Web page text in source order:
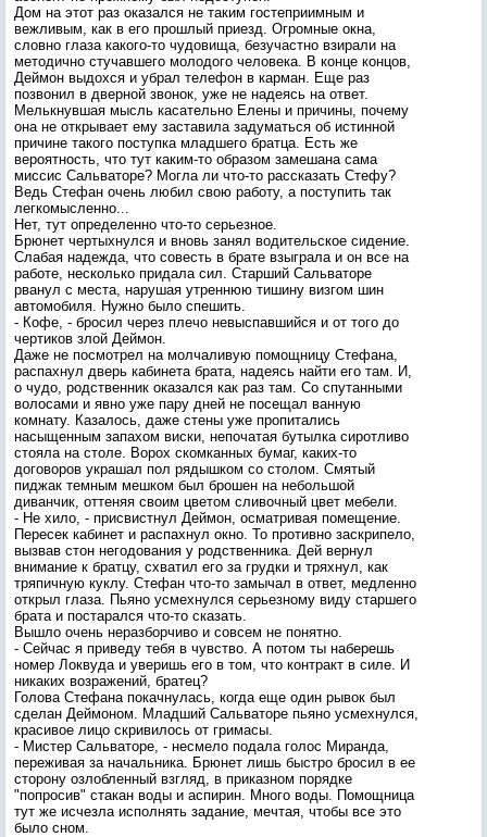
Дом на этот раз оказался не таким гостеприимным и
вежливым, как в его прошлый приезд. Огромные окна,
словно глаза какого-то чудовища, безучастно взирали на
методично стучавшего молодого человека. В конце концов,
Деймон выдохся и убрал телефон в карман. Еще раз
позвонил в дверной звонок, уже не надеясь на ответ.
Мелькнувшая мысль касательно Елены и причины, почему
она не открывает ему заставила задуматься об истинной
причине такого поступка младшего братца. Есть же
вероятность, что тут каким-то образом замешана сама
миссис Сальваторе? Могла ли что-то рассказать Стефу?
Ведь Стефан очень любил свою работу, а поступить так
легкомысленно...
Нет, тут определенно что-то серьезное.
Брюнет чертыхнулся и вновь занял водительское сидение.
Слабая надежда, что совесть в брате взыграла и он все на
работе, несколько придала сил. Старший Сальваторе
рванул с места, нарушая утреннюю тишину визгом шин
автомобиля. Нужно было спешить.
- Кофе, - бросил через плечо невыспавшийся и от того до
чертиков злой Деймон.
Даже не посмотрел на молчаливую помощницу Стефана,
распахнул дверь кабинета брата, надеясь найти его там. И,
о чудо, родственник оказался как раз там. Со спутанными
волосами и явно уже пару дней не посещал ванную
комнату. Казалось, даже стены уже пропитались
насыщенным запахом виски, непочатая бутылка сиротливо
стояла на столе. Ворох скомканных бумаг, каких-то
договоров украшал пол рядышком со столом. Смятый
пиджак темным мешком был брошен на небольшой
диванчик, оттеняя своим цветом сливочный цвет мебели.
- Не хило, - присвистнул Деймон, осматривая помещение.
Пересек кабинет и распахнул окно. То противно заскрипело,
вызвав стон негодования у родственника. Дей вернул
внимание к братцу, схватил его за грудки и тряхнул, как
тряпичную куклу. Стефан что-то замычал в ответ, медленно
открыл глаза. Пьяно усмехнулся серьезному виду старшего
брата и постарался что-то сказать.
Вышло очень неразборчиво и совсем не понятно.
- Сейчас я приведу тебя в чувство. А потом ты наберешь
номер Локвуда и уверишь его в том, что контракт в силе. И
никаких возражений, братец?
Голова Стефана покачнулась, когда еще один рывок был
сделан Деймоном. Младший Сальваторе пьяно усмехнулся,
красивое лицо скривилось от гримасы.
- Мистер Сальваторе, - несмело подала голос Миранда,
переживая за начальника. Брюнет лишь быстро бросил в ее
сторону озлобленный взгляд, в приказном порядке
"попросив" стакан воды и аспирин. Много воды. Помощница
тут же исчезла исполнять задание, мечтая, чтобы все это
было сном.